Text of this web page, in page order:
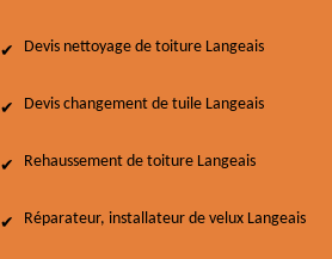
Devis nettoyage de toiture Langeais
Devis changement de tuile Langeais
Rehaussement de toiture Langeais
Réparateur, installateur de velux Langeais